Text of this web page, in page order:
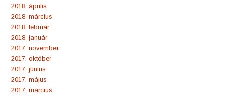
2018. április
2018. március
2018. február
2018. január
2017. november
2017. október
2017. június
2017. május
2017. március